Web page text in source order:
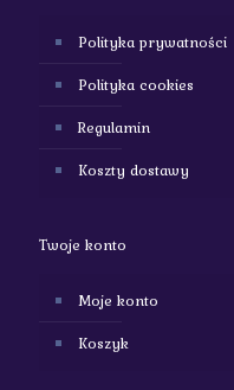
Polityka prywatności
Polityka cookies
Regulamin
Koszty dostawy
Twoje konto
Moje konto
Koszyk